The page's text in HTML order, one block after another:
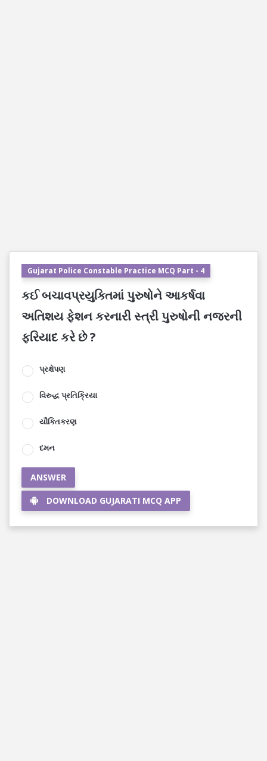
Gujarat Police Constable Practice MCQ Part - 4
કઈ બચાવપ્રયુક્તિમાં પુરુષોને આકર્ષવા
અતિશય ફેશન કરનારી સ્ત્રી પુરુષોની નજરની
ફરિયાદ કરે છે ?
પ્રક્ષેપણ
વિરુદ્ધ પ્રતિક્રિયા
યૌકિતકરણ
દમન
ANSWER
DOWNLOAD GUJARATI MCQ APP